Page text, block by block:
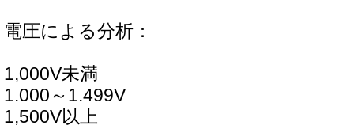
電圧による分析：
1,000V未満
1.000～1.499V
1,500V以上